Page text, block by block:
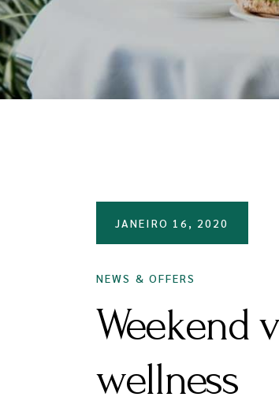
JANEIRO 16, 2020
NEWS & OFFERS
Weekend
wellness